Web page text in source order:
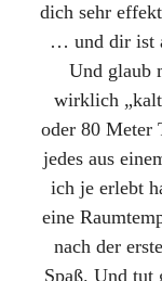
dich sehr
… und dir ist
Und glaub
wirklich
oder 80 Meter
jedes aus
ich je erlebt
eine
nach der
Spaß. Und tut